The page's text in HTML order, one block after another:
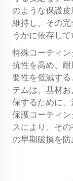
のような保護
維持し、その
うかに依存して
特殊コーティ
抗性を高め、
要性を低減す
テムは、基材
保するために、
保護コーティ
スにより、そ
の早期破損を防